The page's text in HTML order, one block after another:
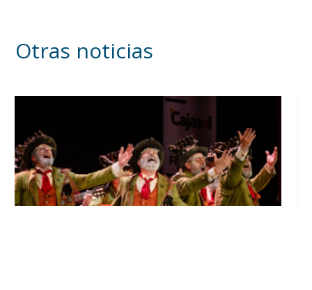
Otras noticias